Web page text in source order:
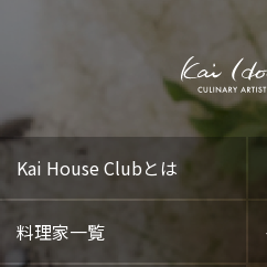
Kai House Clubとは
料理家一覧